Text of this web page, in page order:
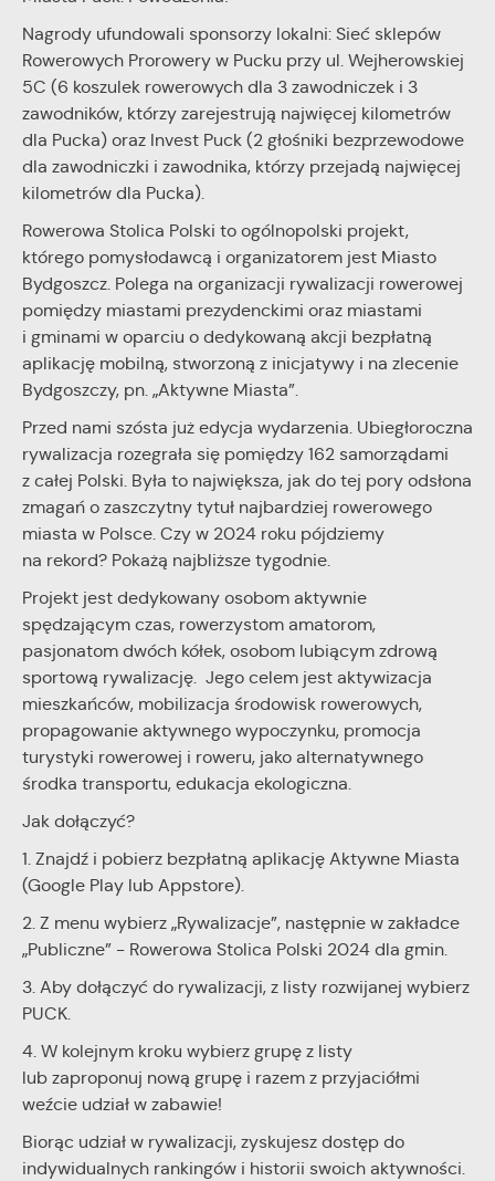
Nagrody ufundowali sponsorzy lokalni: Sieć sklepów
Rowerowych Prorowery w Pucku przy ul. Wejherowskiej
5C (6 koszulek rowerowych dla 3 zawodniczek i 3
zawodników, którzy zarejestrują najwięcej kilometrów
dla Pucka) oraz Invest Puck (2 głośniki bezprzewodowe
dla zawodniczki i zawodnika, którzy przejadą najwięcej
kilometrów dla Pucka).
Rowerowa Stolica Polski to ogólnopolski projekt,
którego pomysłodawcą i organizatorem jest Miasto
Bydgoszcz. Polega na organizacji rywalizacji rowerowej
pomiędzy miastami prezydenckimi oraz miastami
i gminami w oparciu o dedykowaną akcji bezpłatną
aplikację mobilną, stworzoną z inicjatywy i na zlecenie
Bydgoszczy, pn. „Aktywne Miasta”.
Przed nami szósta już edycja wydarzenia. Ubiegłoroczna
rywalizacja rozegrała się pomiędzy 162 samorządami
z całej Polski. Była to największa, jak do tej pory odsłona
zmagań o zaszczytny tytuł najbardziej rowerowego
miasta w Polsce. Czy w 2024 roku pójdziemy
na rekord? Pokażą najbliższe tygodnie.
Projekt jest dedykowany osobom aktywnie
spędzającym czas, rowerzystom amatorom,
pasjonatom dwóch kółek, osobom lubiącym zdrową
sportową rywalizację. Jego celem jest aktywizacja
mieszkańców, mobilizacja środowisk rowerowych,
propagowanie aktywnego wypoczynku, promocja
turystyki rowerowej i roweru, jako alternatywnego
środka transportu, edukacja ekologiczna.
Jak dołączyć?
1. Znajdź i pobierz bezpłatną aplikację Aktywne Miasta
(Google Play lub Appstore).
2. Z menu wybierz „Rywalizacje”, następnie w zakładce
„Publiczne” - Rowerowa Stolica Polski 2024 dla gmin.
3. Aby dołączyć do rywalizacji, z listy rozwijanej wybierz
PUCK.
4. W kolejnym kroku wybierz grupę z listy
lub zaproponuj nową grupę i razem z przyjaciółmi
weźcie udział w zabawie!
Biorąc udział w rywalizacji, zyskujesz dostęp do
indywidualnych rankingów i historii swoich aktywności.